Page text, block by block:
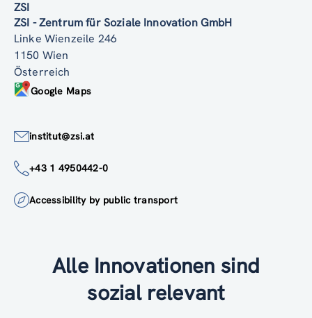
ZSI
ZSI - Zentrum für Soziale Innovation GmbH
Linke Wienzeile 246
1150 Wien
Österreich
Google Maps
institut@zsi.at
+43 1 4950442-0
Accessibility by public transport
Alle Innovationen sind
sozial relevant